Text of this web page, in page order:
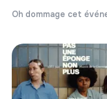
Oh dommage cet